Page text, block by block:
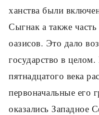
ханства были
Сыгнак а также
оазисов. Это дало
государство в
пятнадцатого века
первоначальные его
оказались Западное